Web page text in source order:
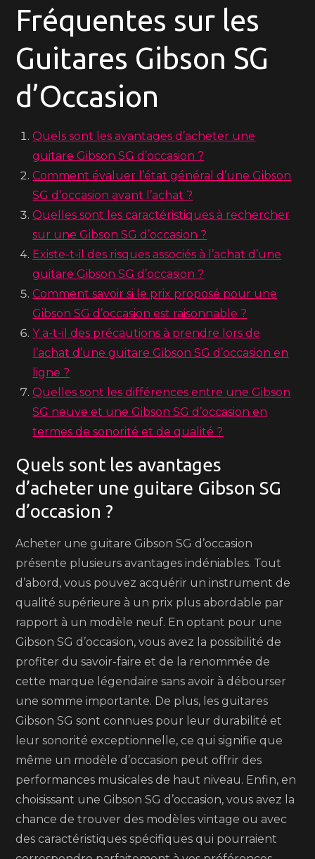
Fréquentes sur les
Guitares Gibson SG
d’Occasion
Quels sont les avantages d’acheter une
guitare Gibson SG d’occasion ?
Comment évaluer l’état général d’une Gibson
SG d’occasion avant l’achat ?
Quelles sont les caractéristiques à rechercher
sur une Gibson SG d’occasion ?
Existe-t-il des risques associés à l’achat d’une
guitare Gibson SG d’occasion ?
Comment savoir si le prix proposé pour une
Gibson SG d’occasion est raisonnable ?
Y a-t-il des précautions à prendre lors de
l’achat d’une guitare Gibson SG d’occasion en
ligne ?
Quelles sont les différences entre une Gibson
SG neuve et une Gibson SG d’occasion en
termes de sonorité et de qualité ?
Quels sont les avantages
d’acheter une guitare Gibson SG
d’occasion ?
Acheter une guitare Gibson SG d’occasion
présente plusieurs avantages indéniables. Tout
d’abord, vous pouvez acquérir un instrument de
qualité supérieure à un prix plus abordable par
rapport à un modèle neuf. En optant pour une
Gibson SG d’occasion, vous avez la possibilité de
profiter du savoir-faire et de la renommée de
cette marque légendaire sans avoir à débourser
une somme importante. De plus, les guitares
Gibson SG sont connues pour leur durabilité et
leur sonorité exceptionnelle, ce qui signifie que
même un modèle d’occasion peut offrir des
performances musicales de haut niveau. Enfin, en
choisissant une Gibson SG d’occasion, vous avez la
chance de trouver des modèles vintage ou avec
des caractéristiques spécifiques qui pourraient